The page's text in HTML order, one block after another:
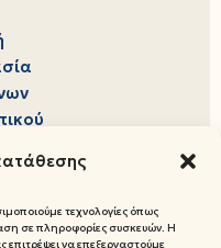
τεχνολογίες όπως
σε πληροφορίες συσκευών. Η
επιτρέψει να επεξεργαστούμε